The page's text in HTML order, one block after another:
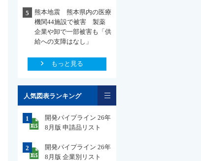
5
熊本地震 熊本県内の医療
機関44施設で被害 製薬
企業や卸で一部被害も「供
給への支障はなし」
もっと見る
人気図表ランキング
1
開発パイプライン 26年
8月版 申請品リスト
2
開発パイプライン 26年
8月版 企業別リスト